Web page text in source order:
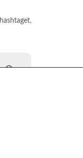
hashtaget,